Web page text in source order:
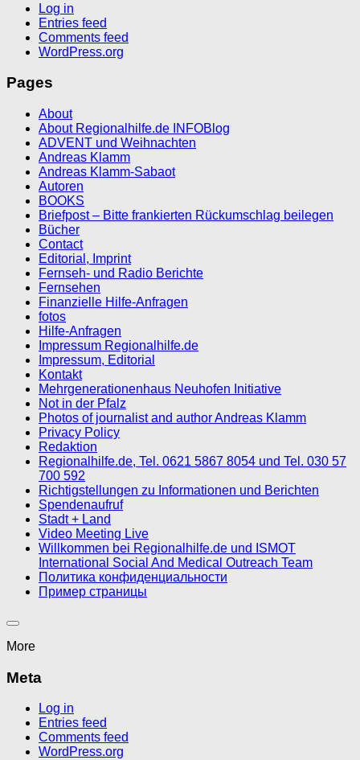
Log in
Entries feed
Comments feed
WordPress.org
Pages
About
About Regionalhilfe.de INFOBlog
ADVENT und Weihnachten
Andreas Klamm
Andreas Klamm-Sabaot
Autoren
BOOKS
Briefpost – Bitte frankierten Rückumschlag beilegen
Bücher
Contact
Editorial, Imprint
Fernseh- und Radio Berichte
Fernsehen
Finanzielle Hilfe-Anfragen
fotos
Hilfe-Anfragen
Impressum Regionalhilfe.de
Impressum, Editorial
Kontakt
Mehrgenerationenhaus Neuhofen Initiative
Not in der Pfalz
Photos of journalist and author Andreas Klamm
Privacy Policy
Redaktion
Regionalhilfe.de, Tel. 0621 5867 8054 und Tel. 030 57
700 592
Richtigstellungen zu Informationen und Berichten
Spendenaufruf
Stadt + Land
Video Meeting Live
Willkommen bei Regionalhilfe.de und ISMOT
International Social And Medical Outreach Team
Политика конфиденциальности
Пример страницы
More
Meta
Log in
Entries feed
Comments feed
WordPress.org